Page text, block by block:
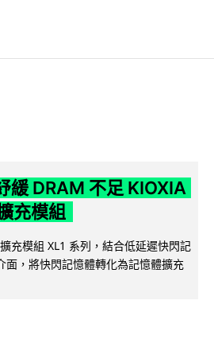
緩 DRAM 不足 KIOXIA
充模組
充模組 XL1 系列，結合低延遲快閃記
面，將快閃記憶體轉化為記憶體擴充